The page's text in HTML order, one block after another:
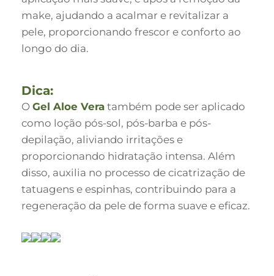
make, ajudando a acalmar e revitalizar a
pele, proporcionando frescor e conforto ao
longo do dia.
Dica:
O Gel Aloe Vera também pode ser aplicado
como loção pós-sol, pós-barba e pós-
depilação, aliviando irritações e
proporcionando hidratação intensa. Além
disso, auxilia no processo de cicatrização de
tatuagens e espinhas, contribuindo para a
regeneração da pele de forma suave e eficaz.